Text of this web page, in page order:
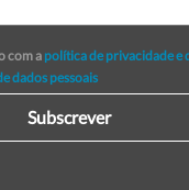
com apolítica de privacidade e
dados pessoais
Subscrever